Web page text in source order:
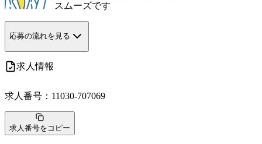
スムーズです
応募の流れを見る
求人情報
求人番号： 11030-707069
求人番号をコピー